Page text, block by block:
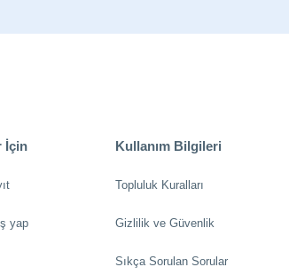
İçin
yap
Kullanım Bilgileri
Topluluk Kuralları
Gizlilik ve Güvenlik
Sıkça Sorulan Sorular